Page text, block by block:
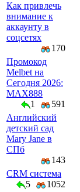
Как привлечь
внимание к
аккаунту в
соцсетях
170
Промокод
Melbet на
Сегодня 2026:
MAX888
1
591
Английский
детский сад
Mary Jane в
СПб
143
CRM система
5
1052